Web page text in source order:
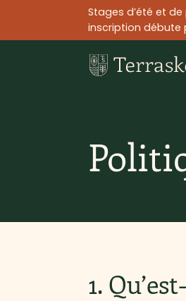
Stages d’été et
inscription débute
1.